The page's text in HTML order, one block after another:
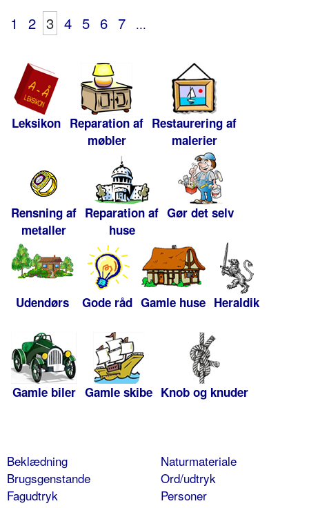
1 2 3 4 5 6 7 ...
Leksikon Reparation af
møbler
Restaurering af
malerier
Rensning af
metaller
Reparation af
huse
Gør det selv
Udendørs Gode råd Gamle huse Heraldik
Gamle biler Gamle skibe Knob og knuder
Beklædning
Brugsgenstande
Fagudtryk
Naturmateriale
Ord/udtryk
Personer